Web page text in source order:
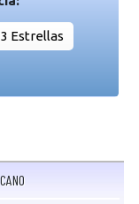
Estrellas